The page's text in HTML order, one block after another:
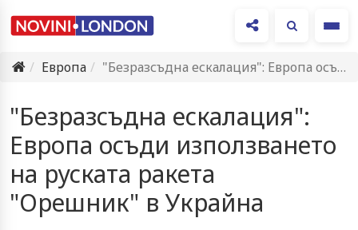
Европа
"Безразсъдна ескалация": Европа осъди използването на руската ракета "Орешник" в…
"Безразсъдна ескалация":
Европа осъди използването
на руската ракета
"Орешник" в Украйна